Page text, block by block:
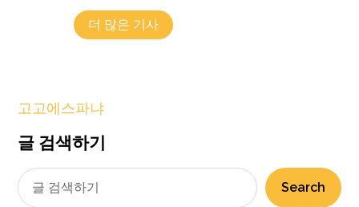
더 많은 기사
고고에스파냐
글 검색하기
Search